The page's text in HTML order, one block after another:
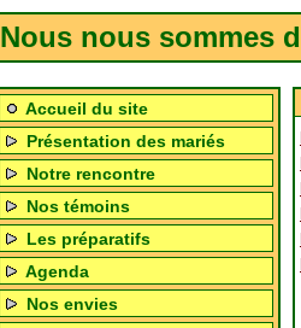
Nous nous sommes
Accueil du site
Présentation des mariés
Notre rencontre
Nos témoins
Les préparatifs
Agenda
Nos envies